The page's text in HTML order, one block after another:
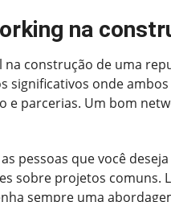
na
construção de uma
onde
e parcerias. Um bom
pessoas que você
sobre projetos
sempre uma